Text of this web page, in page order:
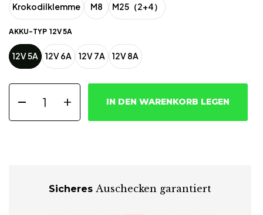
Krokodilklemme M8 M25（2+4）
AKKU-TYP 12V 5A
12V 5A 12V 6A 12V 7A 12V 8A
IN DEN WARENKORB LEGEN
Sicheres Auschecken garantiert